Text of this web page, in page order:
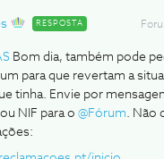
RESPOSTA
Bom dia, também pode
para que revertam a
tinha. Envie por
NIF para o @Fórum. Não